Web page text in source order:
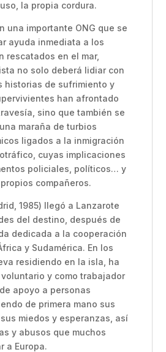
la propia cordura.
una importante ONG que se
ayuda inmediata a los
rescatados en el mar,
no solo deberá lidiar con
historias de sufrimiento y
han afrontado
sino que también se
maraña de turbios
ligados a la inmigración
cuyas implicaciones
policiales, políticos… y
compañeros.
1985) llegó a Lanzarote
del destino, después de
dedicada a la cooperación
y Sudamérica. En los
residiendo en la isla, ha
y como trabajador
apoyo a personas
de primera mano sus
miedos y esperanzas, así
y abusos que muchos
a Europa.